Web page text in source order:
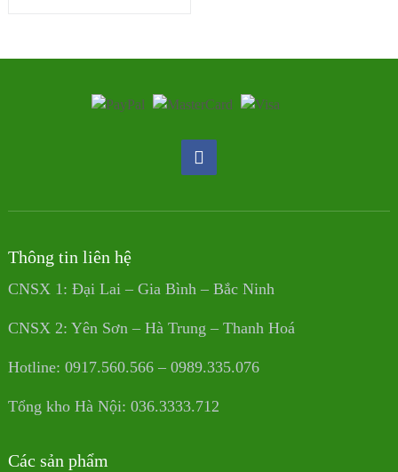
Thông tin liên hệ
CNSX 1: Đại Lai – Gia Bình – Bắc Ninh
CNSX 2: Yên Sơn – Hà Trung – Thanh Hoá
Hotline: 0917.560.566 – 0989.335.076
Tổng kho Hà Nội: 036.3333.712
Các sản phẩm